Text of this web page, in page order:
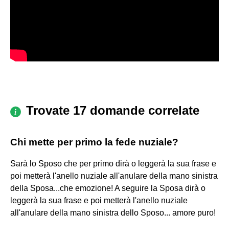
Trovate 17 domande correlate
Chi mette per primo la fede nuziale?
Sarà lo Sposo che per primo dirà o leggerà la sua frase e
poi metterà l'anello nuziale all'anulare della mano sinistra
della Sposa...che emozione! A seguire la Sposa dirà o
leggerà la sua frase e poi metterà l'anello nuziale
all'anulare della mano sinistra dello Sposo... amore puro!